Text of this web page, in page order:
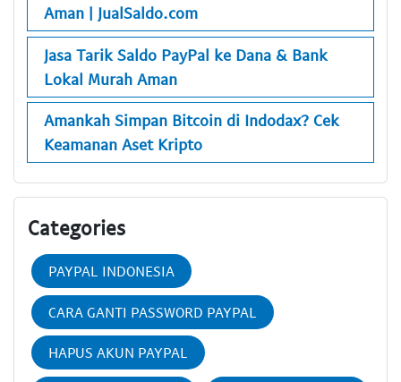
Aman | JualSaldo.com
Jasa Tarik Saldo PayPal ke Dana & Bank
Lokal Murah Aman
Amankah Simpan Bitcoin di Indodax? Cek
Keamanan Aset Kripto
Categories
PAYPAL INDONESIA
CARA GANTI PASSWORD PAYPAL
HAPUS AKUN PAYPAL